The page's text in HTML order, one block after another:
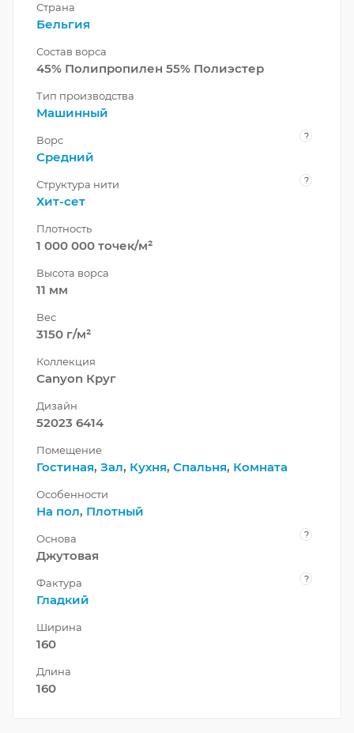
Страна
Бельгия
Состав ворса
45% Полипропилен 55% Полиэстер
Тип производства
Машинный
Ворс ?
Средний
Структура нити ?
Хит-сет
Плотность
1 000 000 точек/м²
Высота ворса
11 мм
Вес
3150 г/м²
Коллекция
Canyon Круг
Дизайн
52023 6414
Помещение
Гостиная, Зал, Кухня, Спальня, Комната
Особенности
На пол, Плотный
Основа ?
Джутовая
Фактура ?
Гладкий
Ширина
160
Длина
160